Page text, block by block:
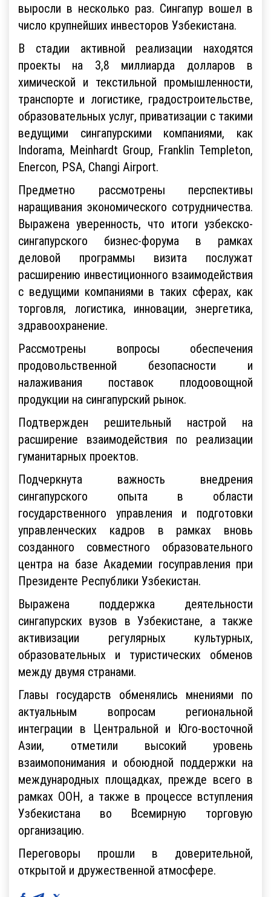
выросли в несколько раз. Сингапур вошел в
число крупнейших инвесторов Узбекистана.
В стадии активной реализации находятся
проекты на 3,8 миллиарда долларов в
химической и текстильной промышленности,
транспорте и логистике, градостроительстве,
образовательных услуг, приватизации с такими
ведущими сингапурскими компаниями, как
Indorama, Meinhardt Group, Franklin Templeton,
Enercon, PSA, Changi Airport.
Предметно рассмотрены перспективы
наращивания экономического сотрудничества.
Выражена уверенность, что итоги узбекско-
сингапурского бизнес-форума в рамках
деловой программы визита послужат
расширению инвестиционного взаимодействия
с ведущими компаниями в таких сферах, как
торговля, логистика, инновации, энергетика,
здравоохранение.
Рассмотрены вопросы обеспечения
продовольственной безопасности и
налаживания поставок плодоовощной
продукции на сингапурский рынок.
Подтвержден решительный настрой на
расширение взаимодействия по реализации
гуманитарных проектов.
Подчеркнута важность внедрения
сингапурского опыта в области
государственного управления и подготовки
управленческих кадров в рамках вновь
созданного совместного образовательного
центра на базе Академии госуправления при
Президенте Республики Узбекистан.
Выражена поддержка деятельности
сингапурских вузов в Узбекистане, а также
активизации регулярных культурных,
образовательных и туристических обменов
между двумя странами.
Главы государств обменялись мнениями по
актуальным вопросам региональной
интеграции в Центральной и Юго-восточной
Азии, отметили высокий уровень
взаимопонимания и обоюдной поддержки на
международных площадках, прежде всего в
рамках ООН, а также в процессе вступления
Узбекистана во Всемирную торговую
организацию.
Переговоры прошли в доверительной,
открытой и дружественной атмосфере.